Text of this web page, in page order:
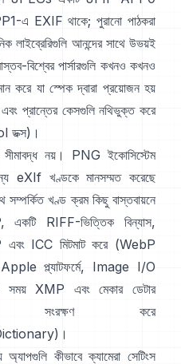
এ EXIF থাকে; পুরানো পাঠকরা
আনন্দের সাথে উভয়ই
বিশ্বের পার্সারগুলি কখনও কখনও
করে যা স্পেক দ্বারা প্রয়োজন হয়
প্রান্তের কেসগুলি নথিভুক্ত করে
ডক্স)।
নয়। PNG ইকোসিস্টেম
eXIf খণ্ডকে মানসম্মত করেছে
খণ্ড ক্রম কিছু বাস্তবায়নে
RIFF-ভিত্তিক বিন্যাস,
ICC মিটমাট করে (WebP
প্ল্যাটফর্মে, Image I/O
XMP এবং মেকার ডেটার
সংরক্ষণ করে
)।
কীভাবে ক্যামেরা সেটিংস